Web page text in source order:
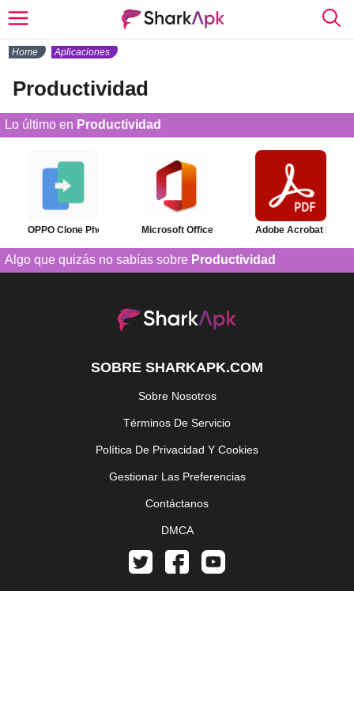
Home Aplicaciones
Productividad
Lo último en Productividad
OPPO Clone Phone Microsoft Office Adobe Acrobat
Algo que quizás no sabías sobre Productividad
SOBRE SHARKAPK.COM
Sobre Nosotros
Términos De Servicio
Política De Privacidad Y Cookies
Gestionar Las Preferencias
Contáctanos
DMCA